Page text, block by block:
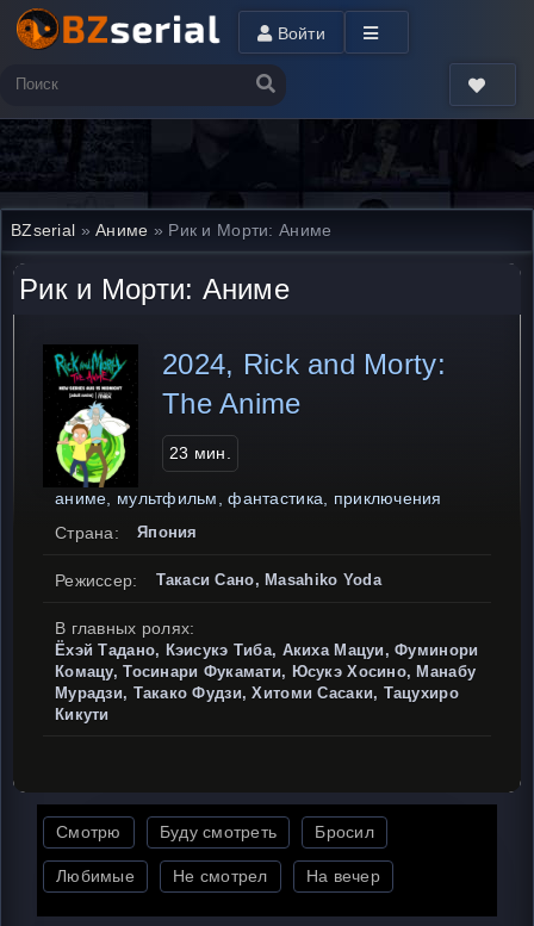
Войти
BZserial »Аниме » Рик и Морти: Аниме
Рик и Морти: Аниме
2024, Rick and Morty:
The Anime
23 мин.
аниме, мультфильм, фантастика, приключения
Страна:
Япония
Режиссер: Такаси Сано, Masahiko Yoda
В главных ролях:
Ёхэй Тадано, Кэисукэ Тиба, Акиха Мацуи, Фуминори
Комацу, Тосинари Фукамати, Юсукэ Хосино, Манабу
Мурадзи, Такако Фудзи, Хитоми Сасаки, Тацухиро
Кикути
Смотрю Буду смотреть Бросил
Любимые Не смотрел На вечер